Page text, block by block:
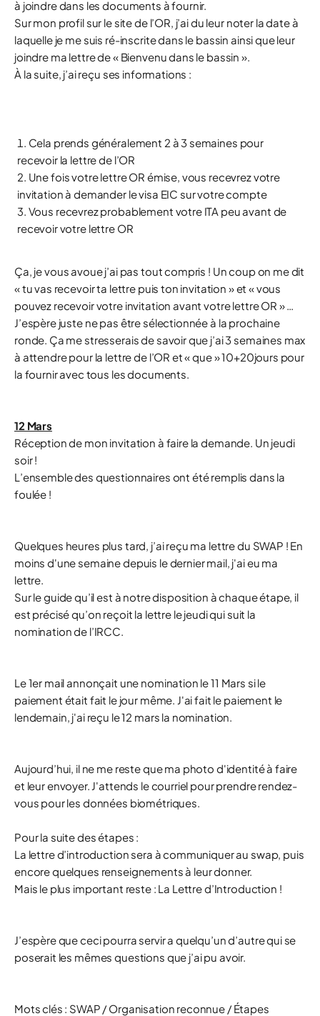
à joindre dans les documents à fournir.
Sur mon profil sur le site de l’OR, j’ai du leur noter la date à
laquelle je me suis ré-inscrite dans le bassin ainsi que leur
joindre ma lettre de « Bienvenu dans le bassin ».
À la suite, j’ai reçu ses informations :
Cela prends généralement 2 à 3 semaines pour
recevoir la lettre de l’OR
Une fois votre lettre OR émise, vous recevrez votre
invitation à demander le visa EIC sur votre compte
Vous recevrez probablement votre ITA peu avant de
recevoir votre lettre OR
Ça, je vous avoue j’ai pas tout compris ! Un coup on me dit
« tu vas recevoir ta lettre puis ton invitation » et « vous
pouvez recevoir votre invitation avant votre lettre OR » …
J’espère juste ne pas être sélectionnée à la prochaine
ronde. Ça me stresserais de savoir que j’ai 3 semaines max
à attendre pour la lettre de l’OR et « que » 10+20jours pour
la fournir avec tous les documents.
12 Mars
Réception de mon invitation à faire la demande. Un jeudi
soir !
L’ensemble des questionnaires ont été remplis dans la
foulée !
Quelques heures plus tard, j’ai reçu ma lettre du SWAP ! En
moins d'une semaine depuis le dernier mail, j'ai eu ma
lettre.
Sur le guide qu’il est à notre disposition à chaque étape, il
est précisé qu’on reçoit la lettre le jeudi qui suit la
nomination de l’IRCC.
Le 1er mail annonçait une nomination le 11 Mars si le
paiement était fait le jour même. J'ai fait le paiement le
lendemain, j'ai reçu le 12 mars la nomination.
Aujourd’hui, il ne me reste que ma photo d'identité à faire
et leur envoyer. J'attends le courriel pour prendre rendez-
vous pour les données biométriques.
Pour la suite des étapes :
La lettre d’introduction sera à communiquer au swap, puis
encore quelques renseignements à leur donner.
Mais le plus important reste : La Lettre d’Introduction !
J’espère que ceci pourra servir a quelqu’un d’autre qui se
poserait les mêmes questions que j’ai pu avoir.
Mots clés : SWAP / Organisation reconnue / Étapes